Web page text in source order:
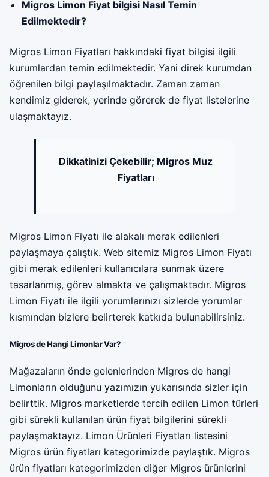
Migros Limon Fiyat bilgisi Nasıl Temin
Edilmektedir?
Migros Limon Fiyatları hakkındaki fiyat bilgisi ilgili
kurumlardan temin edilmektedir. Yani direk kurumdan
öğrenilen bilgi paylaşılmaktadır. Zaman zaman
kendimiz giderek, yerinde görerek de fiyat listelerine
ulaşmaktayız.
Dikkatinizi Çekebilir; Migros Muz
Fiyatları
Migros Limon Fiyatı ile alakalı merak edilenleri
paylaşmaya çalıştık. Web sitemiz Migros Limon Fiyatı
gibi merak edilenleri kullanıcılara sunmak üzere
tasarlanmış, görev almakta ve çalışmaktadır. Migros
Limon Fiyatı ile ilgili yorumlarınızı sizlerde yorumlar
kısmından bizlere belirterek katkıda bulunabilirsiniz.
Migros de Hangi Limonlar Var?
Mağazaların önde gelenlerinden Migros de hangi
Limonların olduğunu yazımızın yukarısında sizler için
belirttik. Migros marketlerde tercih edilen Limon türleri
gibi sürekli kullanılan ürün fiyat bilgilerini sürekli
paylaşmaktayız. Limon Ürünleri Fiyatları listesini
Migros ürün fiyatları kategorimizde paylaştık. Migros
ürün fiyatları kategorimizden diğer Migros ürünlerini